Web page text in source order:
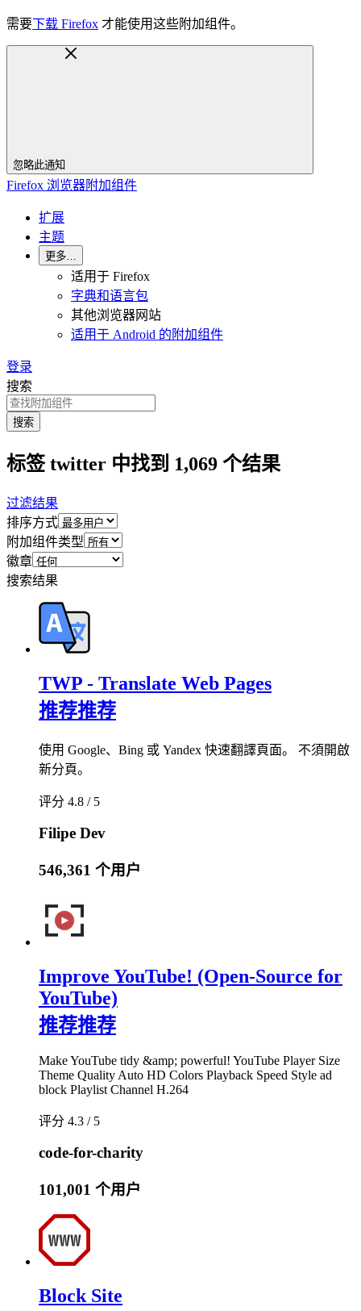
需要下载 Firefox 才能使用这些附加组件。
忽略此通知
Firefox 浏览器附加组件
扩展
主题
更多…
适用于 Firefox
字典和语言包
其他浏览器网站
适用于 Android 的附加组件
登录
搜索
搜索
标签 twitter 中找到 1,069 个结果
过滤结果
排序方式
附加组件类型
徽章
搜索结果
TWP - Translate Web Pages
推荐推荐
使用 Google、Bing 或 Yandex 快速翻譯頁面。 不須開啟
新分頁。
评分 4.8 / 5
Filipe Dev
546,361 个用户
Improve YouTube! (Open-Source for
YouTube)
推荐推荐
Make YouTube tidy &amp; powerful! YouTube Player Size
Theme Quality Auto HD Colors Playback Speed Style ad
block Playlist Channel H.264
评分 4.3 / 5
code-for-charity
101,001 个用户
Block Site